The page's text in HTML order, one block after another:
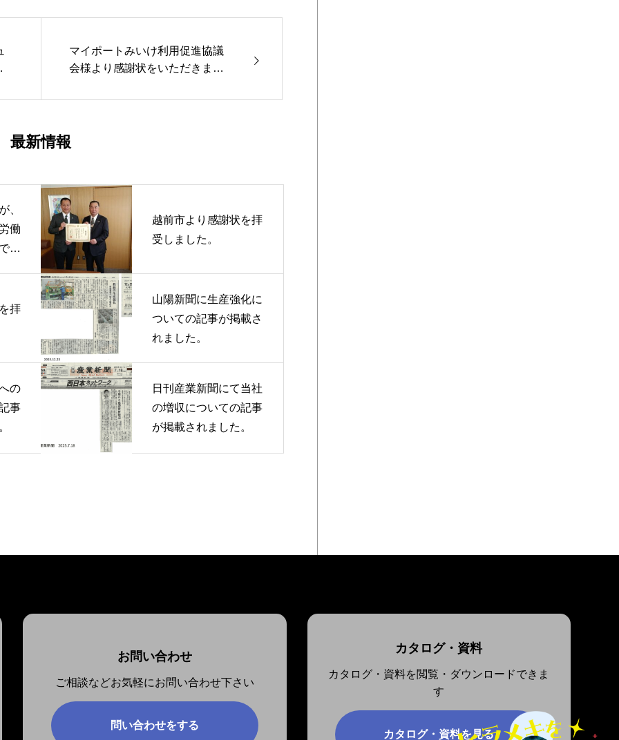
マイポートみいけ利用促進協議
会様より感謝状をいただきまし
最新情報
、
働
紹
越前市より感謝状を拝
受しました。
拝
山陽新聞に生産強化に
ついての記事が掲載さ
れました。
の
事
日刊産業新聞にて当社
の増収についての記事
が掲載されました。
お問い合わせ
ご相談などお気軽にお問い合わせ下さい
問い合わせをする
カタログ・資料
カタログ・資料を閲覧・ダウンロードできま
す
カタログ・資料を見る